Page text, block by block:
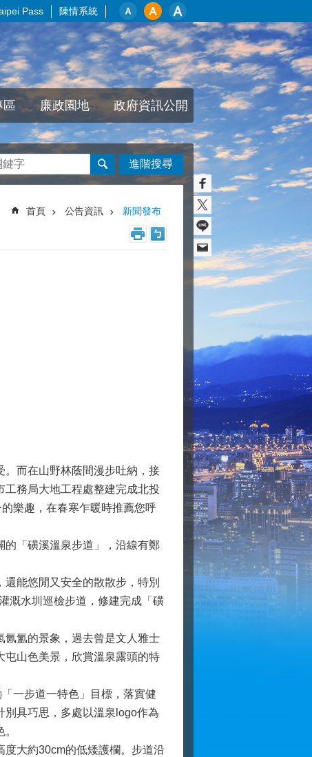
Pass 陳情系統
廉政園地 政府資訊公開
進階搜尋
首頁 公告資訊 新聞發布
而在山野林蔭間漫步吐納，接
務局大地工程處整建完成北投
樂趣，在春寒乍暖時推薦您呼
「磺溪溫泉步道」，沿線有鄭
能悠閒又安全的散散步，特別
溉水圳巡檢步道，修建完成「磺
氳的景象，過去曾是文人雅士
屯山色美景，欣賞溫泉露頭的特
一步道一特色」目標，落實健
別具巧思，多處以溫泉logo作為
大約30cm的低矮護欄。步道沿